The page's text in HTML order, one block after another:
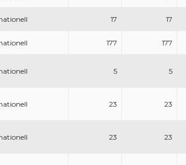
17 17
177 177
5 5
23 23
23 23